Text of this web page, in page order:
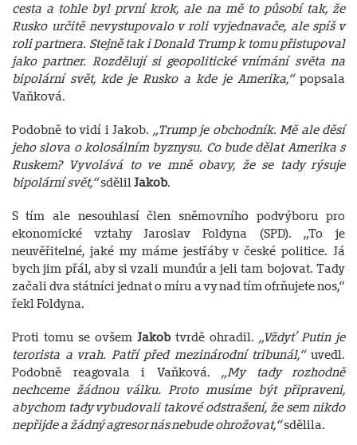
cesta a tohle byl první krok, ale na mě to působí tak, že
Rusko určitě nevystupovalo v roli vyjednavače, ale spíš v
roli partnera. Stejně tak i Donald Trump k tomu přistupoval
jako partner. Rozdělují si geopolitické vnímání světa na
bipolární svět, kde je Rusko a kde je Amerika,“popsala
Vaňková.
Podobně to vidí i Jakob. „Trump je obchodník. Mě ale děsí
jeho slova o kolosálním byznysu. Co bude dělat Amerika s
Ruskem? Vyvolává to ve mně obavy, že se tady rýsuje
bipolární svět,“sdělil Jakob.
S tím ale nesouhlasí člen sněmovního podvýboru pro
ekonomické vztahy Jaroslav Foldyna (SPD). „To je
neuvěřitelné, jaké my máme jestřáby v české politice. Já
bych jim přál, aby si vzali mundúr a jeli tam bojovat. Tady
začali dva státníci jednat o míru a vy nad tím ofrňujete nos,“
řekl Foldyna.
Proti tomu se ovšem Jakob tvrdě ohradil. „Vždyť Putin je
terorista a vrah. Patří před mezinárodní tribunál,“uvedl.
Podobně reagovala i Vaňková. „My tady rozhodně
nechceme žádnou válku. Proto musíme být připraveni,
abychom tady vybudovali takové odstrašení, že sem nikdo
nepřijde a žádný agresor nás nebude ohrožovat,“sdělila.